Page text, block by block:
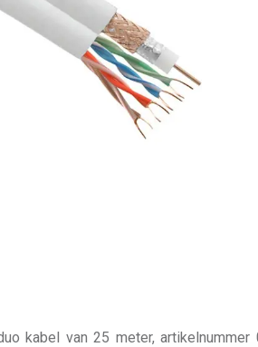
kabel van 25 meter, artikelnummer